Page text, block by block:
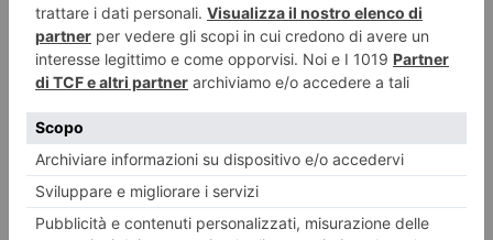
RECENTI: